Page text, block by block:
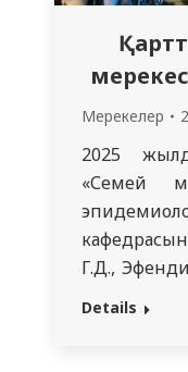
Мерекелер
2025
«Семей
Г.Д.,
Ибраева
Details